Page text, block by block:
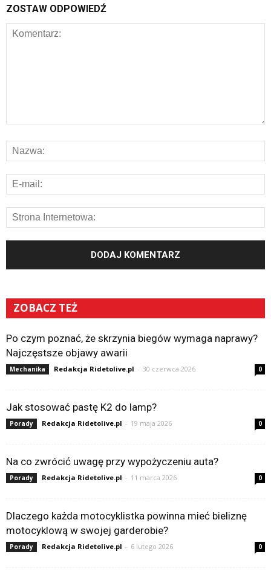
ZOSTAW ODPOWIEDŹ
ZOBACZ TEŻ
Po czym poznać, że skrzynia biegów wymaga naprawy?
Najczęstsze objawy awarii
Mechanika Redakcja Ridetolive.pl - 30 czerwca 2026 0
Jak stosować pastę K2 do lamp?
Porady Redakcja Ridetolive.pl - 19 maja 2026 0
Na co zwrócić uwagę przy wypożyczeniu auta?
Porady Redakcja Ridetolive.pl - 11 marca 2026 0
Dlaczego każda motocyklistka powinna mieć bieliznę
motocyklową w swojej garderobie?
Porady Redakcja Ridetolive.pl - 6 lutego 2026 0